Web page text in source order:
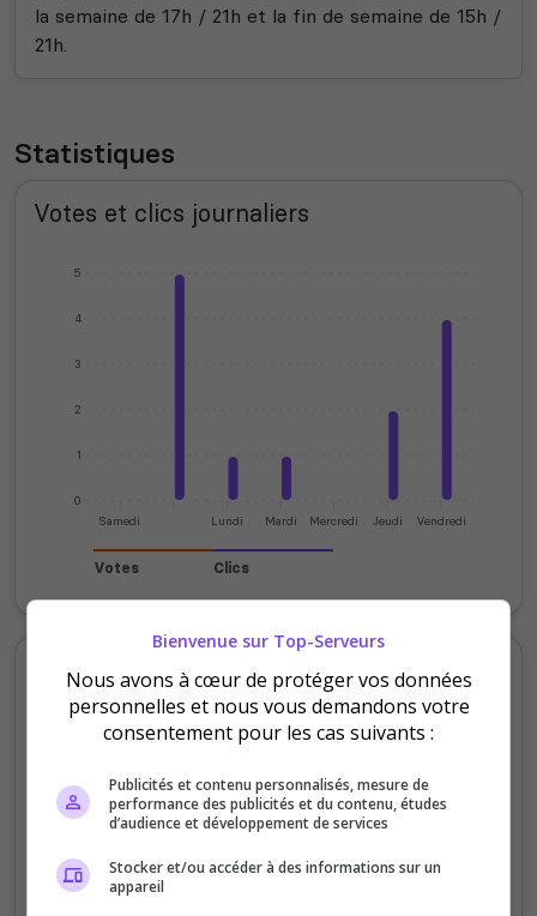
la semaine de 17h / 21h et la fin de semaine de 15h /
21h.
Statistiques
Votes et clics journaliers
0
1
2
3
4
5
Samedi Lundi Mardi Mercredi Jeudi Vendredi
Votes Clics
Votes et clics mensuels
60
Bienvenue sur Top-Serveurs
Nous avons à cœur de protéger vos données
personnelles et nous vous demandons votre
consentement pour les cas suivants :
Publicités et contenu personnalisés, mesure de
performance des publicités et du contenu, études
d’audience et développement de services
Stocker et/ou accéder à des informations sur un
appareil